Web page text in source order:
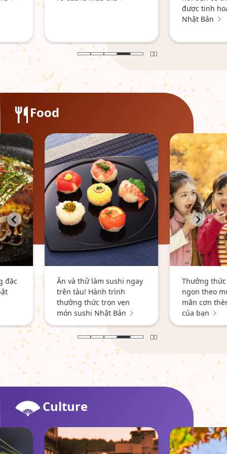
Food
ngay
Thưởng thức các món
ngon theo mùa để thỏa
mãn cơn thèm mùa thu
của bạn
Trải
vào mùa
Culture
Khám